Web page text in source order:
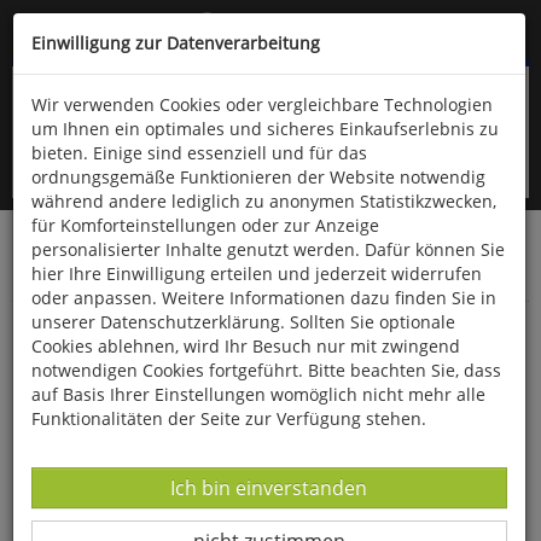
Kompletten Head der Seite überspringen
oder (06766) 9323-960
Startseite Bücher Downloads
Zeitschriften
Der Falke
Ornithologie aktuell Juli
Einwilligung zur Datenverarbeitung
Wir verwenden Cookies oder vergleichbare Technologien
um Ihnen ein optimales und sicheres Einkaufserlebnis zu
bieten. Einige sind essenziell und für das
ordnungsgemäße Funktionieren der Website notwendig
während andere lediglich zu anonymen Statistikzwecken,
für Komforteinstellungen oder zur Anzeige
personalisierter Inhalte genutzt werden. Dafür können Sie
hier Ihre Einwilligung erteilen und jederzeit widerrufen
oder anpassen. Weitere Informationen dazu finden Sie in
unserer Datenschutzerklärung. Sollten Sie optionale
Cookies ablehnen, wird Ihr Besuch nur mit zwingend
notwendigen Cookies fortgeführt. Bitte beachten Sie, dass
auf Basis Ihrer Einstellungen womöglich nicht mehr alle
Funktionalitäten der Seite zur Verfügung stehen.
Datenverarbeitung -
Ich bin einverstanden